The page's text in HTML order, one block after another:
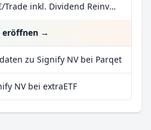
Signify NV für 0,99€/Trade inkl. Dividend Reinvestment Plan
eröffnen →
zu Signify NV bei Parqet
NV bei extraETF